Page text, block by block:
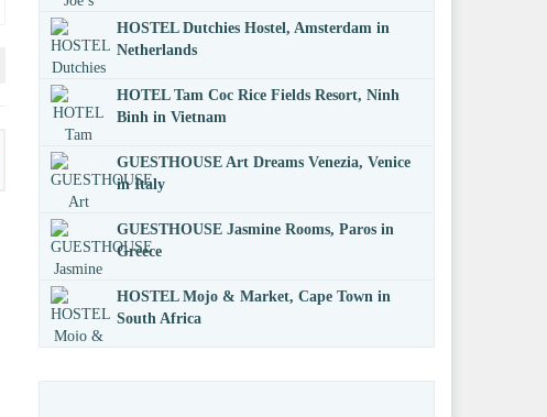
HOSTEL Dutchies Hostel, Amsterdam in
Netherlands
HOTEL Tam Coc Rice Fields Resort, Ninh
Binh in Vietnam
GUESTHOUSE Art Dreams Venezia, Venice
in Italy
GUESTHOUSE Jasmine Rooms, Paros in
Greece
HOSTEL Mojo & Market, Cape Town in
South Africa